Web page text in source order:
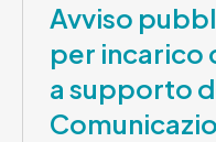
Avviso
per incarico
a supporto